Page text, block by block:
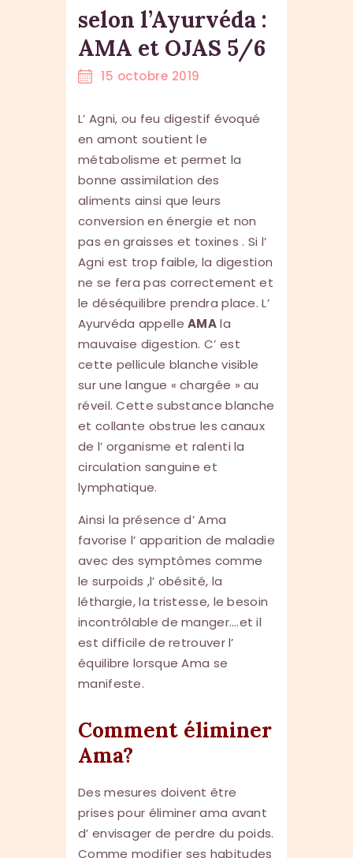
selon l’Ayurvéda :
AMA et OJAS 5/6
15 octobre 2019
L’ Agni, ou feu digestif évoqué
en amont soutient le
métabolisme et permet la
bonne assimilation des
aliments ainsi que leurs
conversion en énergie et non
pas en graisses et toxines . Si l’
Agni est trop faible, la digestion
ne se fera pas correctement et
le déséquilibre prendra place. L’
Ayurvéda appelleAMAla
mauvaise digestion. C’ est
cette pellicule blanche visible
sur une langue « chargée » au
réveil. Cette substance blanche
et collante obstrue les canaux
de l’ organisme et ralenti la
circulation sanguine et
lymphatique.
Ainsi la présence d’ Ama
favorise l’ apparition de maladie
avec des symptômes comme
le surpoids ,l’ obésité, la
léthargie, la tristesse, le besoin
incontrôlable de manger….et il
est difficile de retrouver l’
équilibre lorsque Ama se
manifeste.
Comment éliminer
Ama?
Des mesures doivent être
prises pour éliminer ama avant
d’ envisager de perdre du poids.
Comme modifier ses habitudes